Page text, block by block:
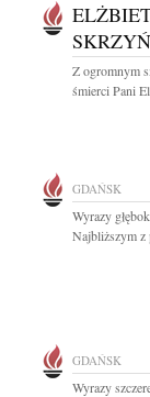
Z ogromnym
śmierci Pani
GDAŃSK
Wyrazy
Najbliższym z
GDAŃSK
Wyrazy